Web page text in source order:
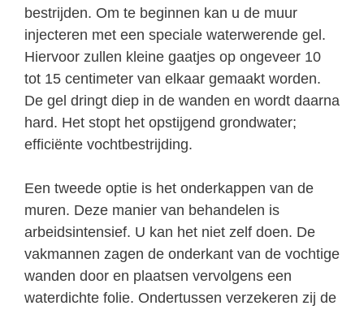
bestrijden. Om te beginnen kan u de muur
injecteren met een speciale waterwerende gel.
Hiervoor zullen kleine gaatjes op ongeveer 10
tot 15 centimeter van elkaar gemaakt worden.
De gel dringt diep in de wanden en wordt daarna
hard. Het stopt het opstijgend grondwater;
efficiënte vochtbestrijding.
Een tweede optie is het onderkappen van de
muren. Deze manier van behandelen is
arbeidsintensief. U kan het niet zelf doen. De
vakmannen zagen de onderkant van de vochtige
wanden door en plaatsen vervolgens een
waterdichte folie. Ondertussen verzekeren zij de